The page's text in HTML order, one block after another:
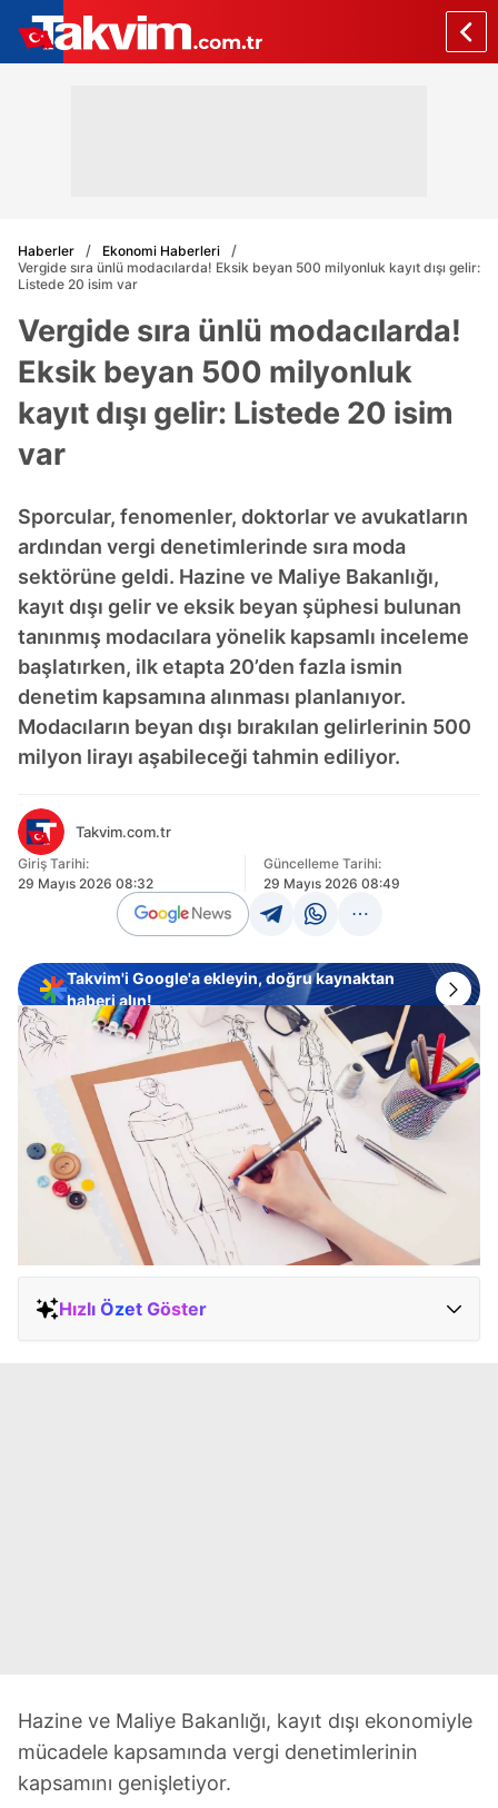
Haberler
Ekonomi Haberleri
Vergide sıra ünlü modacılarda! Eksik beyan 500 milyonluk kayıt dışı gelir:
Listede 20 isim var
Vergide sıra ünlü modacılarda!
Eksik beyan 500 milyonluk
kayıt dışı gelir: Listede 20 isim
var
Sporcular, fenomenler, doktorlar ve avukatların
ardından vergi denetimlerinde sıra moda
sektörüne geldi. Hazine ve Maliye Bakanlığı,
kayıt dışı gelir ve eksik beyan şüphesi bulunan
tanınmış modacılara yönelik kapsamlı inceleme
başlatırken, ilk etapta 20’den fazla ismin
denetim kapsamına alınması planlanıyor.
Modacıların beyan dışı bırakılan gelirlerinin 500
milyon lirayı aşabileceği tahmin ediliyor.
Takvim.com.tr
Giriş Tarihi:
29 Mayıs 2026 08:32
Güncelleme Tarihi:
29 Mayıs 2026 08:49
Takvim'i Google'a ekleyin, doğru kaynaktan
haberi alın!
Hızlı Özet Göster
Hazine ve Maliye Bakanlığı, kayıt dışı ekonomiyle
mücadele kapsamında vergi denetimlerinin
kapsamını genişletiyor.